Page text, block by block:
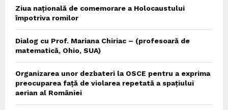
Ziua națională de comemorare a Holocaustului
împotriva romilor
Dialog cu Prof. Mariana Chiriac – (profesoară de
matematică, Ohio, SUA)
Organizarea unor dezbateri la OSCE pentru a exprima
preocuparea față de violarea repetată a spațiului
aerian al României